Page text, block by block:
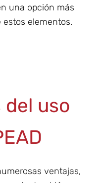
una opción más
elementos.
uso
ventajas,